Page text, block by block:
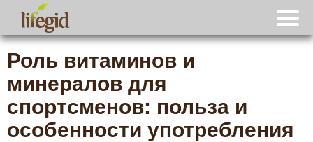
Роль витаминов и
минералов для
спортсменов: польза и
особенности употребления